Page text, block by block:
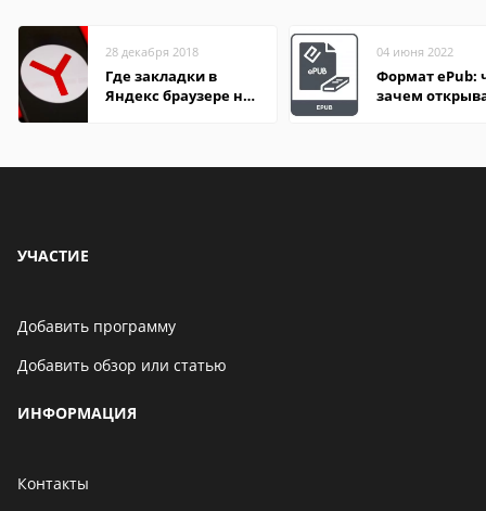
28 декабря 2018
Где закладки в
Яндекс браузере на
04 июня 2022
Формат ePub:
зачем
УЧАСТИЕ
Добавить программу
Добавить обзор или статью
ИНФОРМАЦИЯ
Контакты